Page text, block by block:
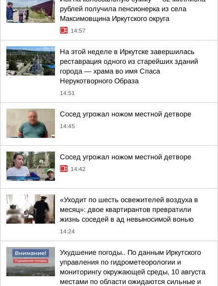
рублей получила пенсионерка из села
Максимовщина Иркутского округа
14:57
На этой неделе в Иркутске завершилась
реставрация одного из старейших зданий
города — храма во имя Спаса
Нерукотворного Образа
14:51
Сосед угрожал ножом местной детворе
14:45
Сосед угрожал ножом местной детворе
14:42
«Уходит по шесть освежителей воздуха в
месяц»: двое квартирантов превратили
жизнь соседей в ад невыносимой вонью
14:24
Ухудшение погоды.. По данным Иркутского
управления по гидрометеорологии и
мониторингу окружающей среды, 10 августа
местами по области ожидаются сильные и